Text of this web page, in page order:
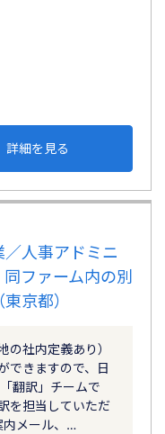
詳細を見る
／人事アドミニ
ファーム内の別
京都）
社内定義あり）
できますので、日
翻訳」チームで
を担当していただ
内メール、…